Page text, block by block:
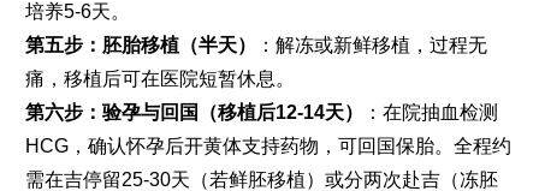
培养5-6天。
第五步：胚胎移植（半天）
：解冻或新鲜移植，过程无
痛，移植后可在医院短暂休息。
第六步：验孕与回国（移植后12-14天）
：在院抽血检测
HCG，确认怀孕后开黄体支持药物，可回国保胎。全程约
需在吉停留25-30天（若鲜胚移植）或分两次赴吉（冻胚